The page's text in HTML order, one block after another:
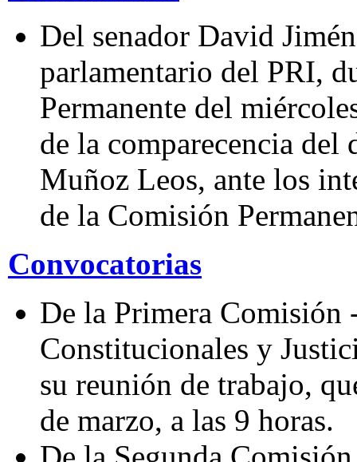
Del senador David
parlamentario del PRI,
Permanente del
de la comparecencia del
Muñoz Leos, ante los
de la Comisión
Convocatorias
De la Primera Comisión
Constitucionales y
su reunión de trabajo,
de marzo, a las 9 horas.